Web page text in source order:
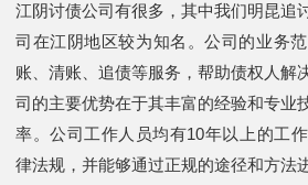
江阴讨债公司有很多，其中我们明昆追
司在江阴地区较为知名。公司的业务
账、清账、追债等服务，帮助债权人解
司的主要优势在于其丰富的经验和专业
率。公司工作人员均有10年以上的工
律法规，并能够通过正规的途径和方法